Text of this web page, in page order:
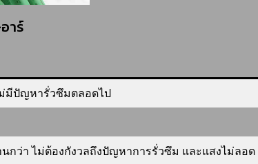
าร์
ม่มีปัญหารั่วซึมตลอดไป
นกว่า ไม่ต้องกังวลถึงปัญหาการรั่วซึม และแสงไม่ลอด